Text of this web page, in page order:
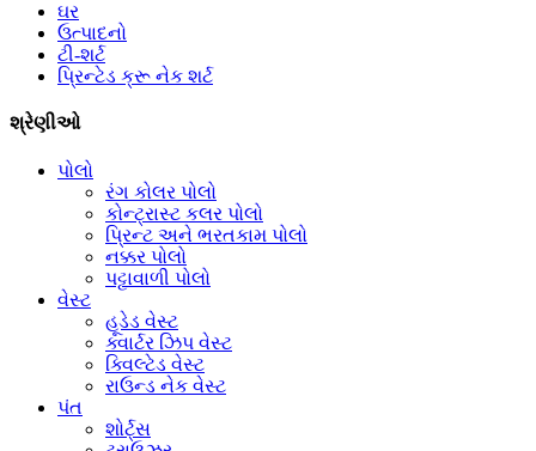
ઘર
ઉત્પાદનો
ટી-શર્ટ
પ્રિન્ટેડ ક્રૂ નેક શર્ટ
શ્રેણીઓ
પોલો
રંગ કોલર પોલો
કોન્ટ્રાસ્ટ કલર પોલો
પ્રિન્ટ અને ભરતકામ પોલો
નક્કર પોલો
પટ્ટાવાળી પોલો
વેસ્ટ
હૂડેડ વેસ્ટ
ક્વાર્ટર ઝિપ વેસ્ટ
ક્વિલ્ટેડ વેસ્ટ
રાઉન્ડ નેક વેસ્ટ
પંત
શોર્ટ્સ